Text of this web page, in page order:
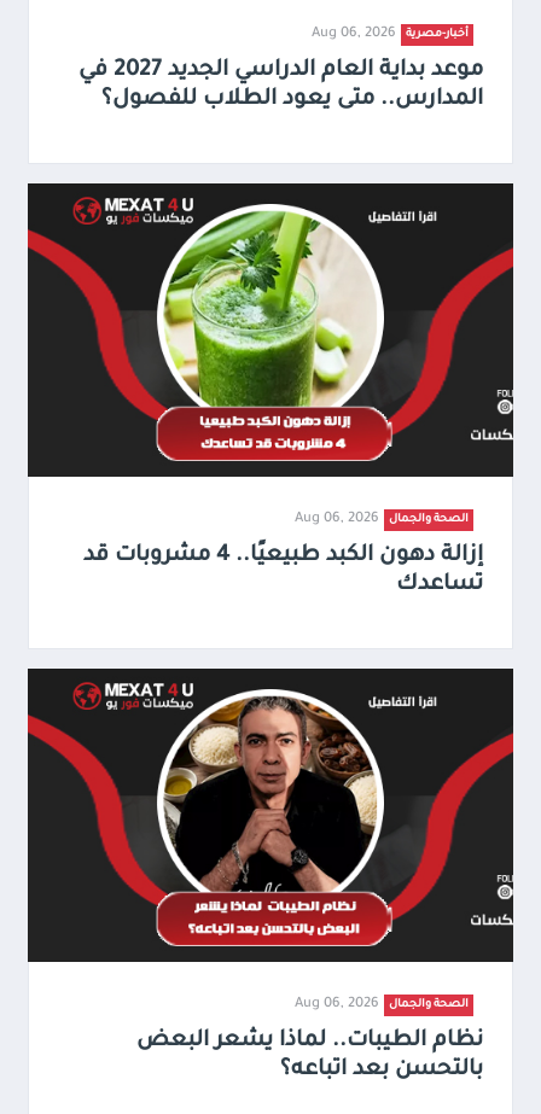
أخبار-مصرية Aug 06, 2026
موعد بداية العام الدراسي الجديد 2027 في
المدارس.. متى يعود الطلاب للفصول؟
الصحة والجمال Aug 06, 2026
إزالة دهون الكبد طبيعيًا.. 4 مشروبات قد
تساعدك
الصحة والجمال Aug 06, 2026
نظام الطيبات.. لماذا يشعر البعض
بالتحسن بعد اتباعه؟